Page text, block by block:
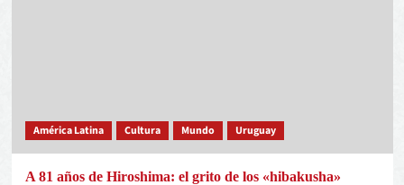
América Latina Cultura Mundo Uruguay
A 81 años de Hiroshima: el grito de los «hibakusha»